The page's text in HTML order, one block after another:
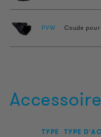
PVW Coude
TYPE TYPE